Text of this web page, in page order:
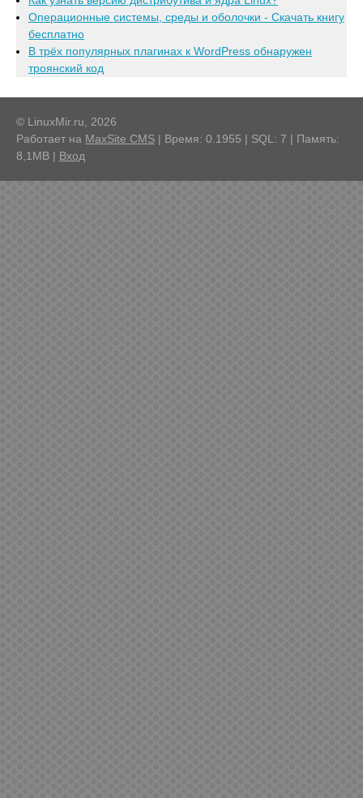
Операционные системы, среды и оболочки - Скачать книгу
бесплатно
В трёх популярных плагинах к WordPress обнаружен
троянский код
© LinuxMir.ru, 2026
Работает на MaxSite CMS | Время: 0.1955 | SQL: 7 | Память:
8,1MB | Вход